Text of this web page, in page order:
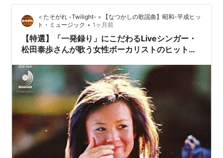
購入: 1人クリック: 20回
この商品を含むブログ (11件) を見る
＜たそがれ -Twilight-＞【なつかしの歌謡曲】昭和-平成ヒッ
ト・ミュージック • 1ヶ月前
【特選】「一発録り」にこだわるLiveシンガー・
松田泰歩さんが歌う女性ボーカリストのヒット曲